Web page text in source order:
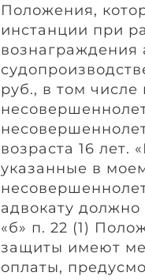
Положения,
инстанции при
вознаграждения
руб., в том
возраста 16 лет.
указанные в
адвокату должно
«б» п. 22 (1)
защиты имеют
оплаты,